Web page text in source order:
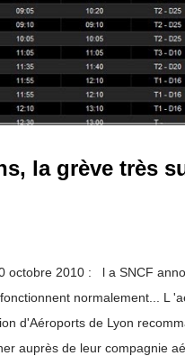
la grève très
octobre 2010 : l a SNCF
normalement... L
d'Aéroports de Lyon
auprès de leur compagnie